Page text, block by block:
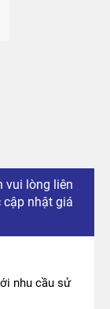
toán
vui lòng liên
nhật giá
nhu cầu sử